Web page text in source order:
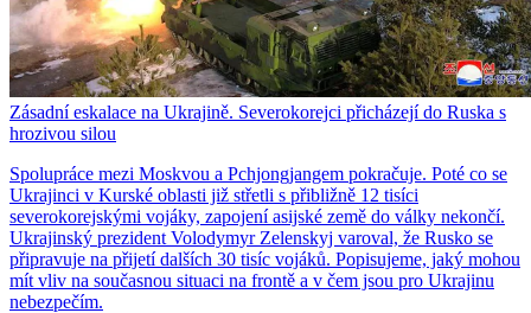
Zásadní eskalace na Ukrajině. Severokorejci přicházejí do Ruska s
hrozivou silou
Spolupráce mezi Moskvou a Pchjongjangem pokračuje. Poté co se
Ukrajinci v Kurské oblasti již střetli s přibližně 12 tisíci
severokorejskými vojáky, zapojení asijské země do války nekončí.
Ukrajinský prezident Volodymyr Zelenskyj varoval, že Rusko se
připravuje na přijetí dalších 30 tisíc vojáků. Popisujeme, jaký mohou
mít vliv na současnou situaci na frontě a v čem jsou pro Ukrajinu
nebezpečím.